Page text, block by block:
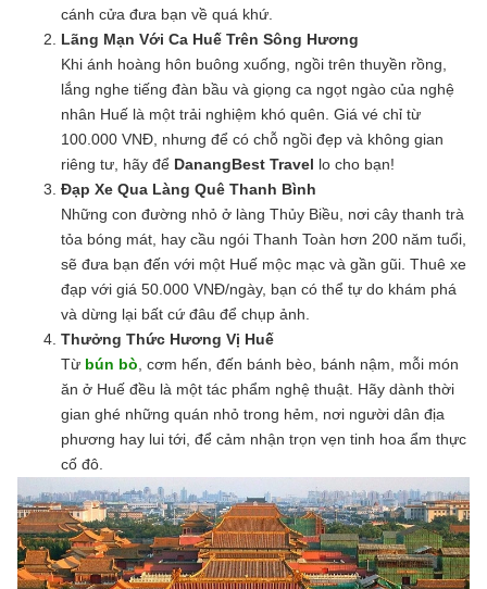
cánh cửa đưa bạn về quá khứ.
Lãng Mạn Với Ca Huế Trên Sông Hương
Khi ánh hoàng hôn buông xuống, ngồi trên thuyền rồng,
lắng nghe tiếng đàn bầu và giọng ca ngọt ngào của nghệ
nhân Huế là một trải nghiệm khó quên. Giá vé chỉ từ
100.000 VNĐ, nhưng để có chỗ ngồi đẹp và không gian
riêng tư, hãy để DanangBest Travel lo cho bạn!
Đạp Xe Qua Làng Quê Thanh Bình
Những con đường nhỏ ở làng Thủy Biều, nơi cây thanh trà
tỏa bóng mát, hay cầu ngói Thanh Toàn hơn 200 năm tuổi,
sẽ đưa bạn đến với một Huế mộc mạc và gần gũi. Thuê xe
đạp với giá 50.000 VNĐ/ngày, bạn có thể tự do khám phá
và dừng lại bất cứ đâu để chụp ảnh.
Thưởng Thức Hương Vị Huế
Từ bún bò , cơm hến, đến bánh bèo, bánh nậm, mỗi món
ăn ở Huế đều là một tác phẩm nghệ thuật. Hãy dành thời
gian ghé những quán nhỏ trong hẻm, nơi người dân địa
phương hay lui tới, để cảm nhận trọn vẹn tinh hoa ẩm thực
cố đô.